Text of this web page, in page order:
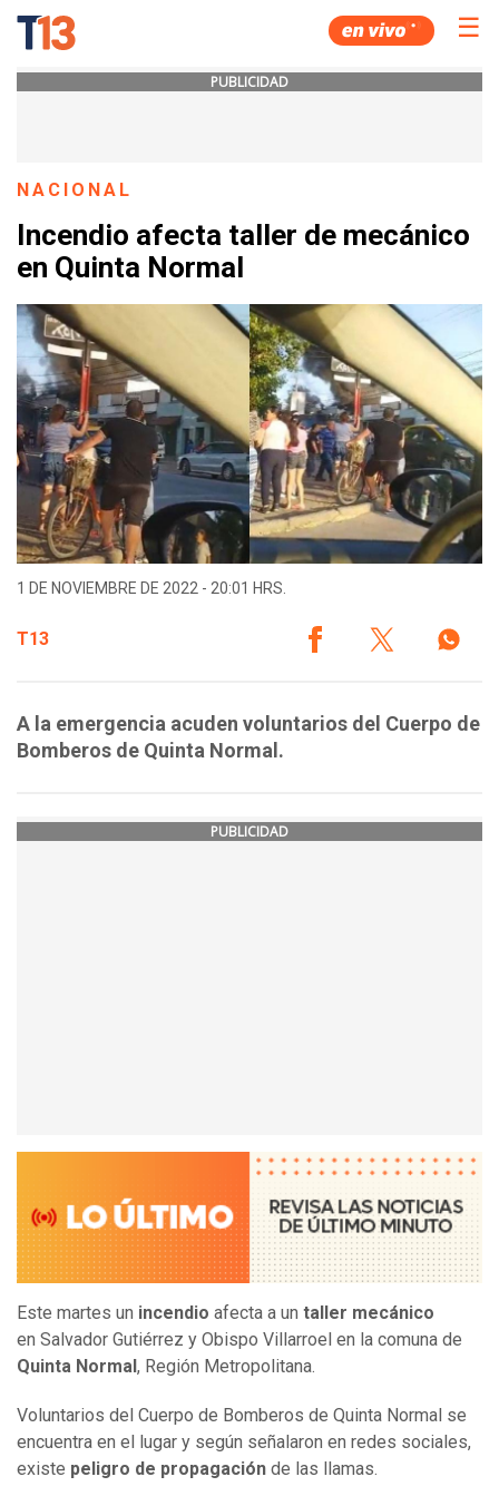
☰
PUBLICIDAD
NACIONAL
Incendio afecta taller de mecánico
en Quinta Normal
1 DE NOVIEMBRE DE 2022 - 20:01 HRS.
T13
A la emergencia acuden voluntarios del Cuerpo de
Bomberos de Quinta Normal.
PUBLICIDAD
Este martes un incendio afecta a un taller mecánico
en Salvador Gutiérrez y Obispo Villarroel en la comuna de
Quinta Normal , Región Metropolitana.
Voluntarios del Cuerpo de Bomberos de Quinta Normal se
encuentra en el lugar y según señalaron en redes sociales,
existe peligro de propagación de las llamas.